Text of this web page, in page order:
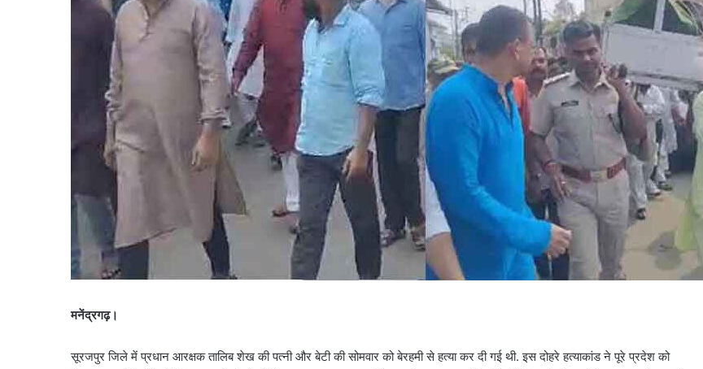
मनेंद्रगढ़।
सूरजपुर जिले में प्रधान आरक्षक तालिब शेख की पत्नी और बेटी की सोमवार को बेरहमी से हत्या कर दी गई थी. इस दोहरे हत्याकांड ने पूरे प्रदेश को